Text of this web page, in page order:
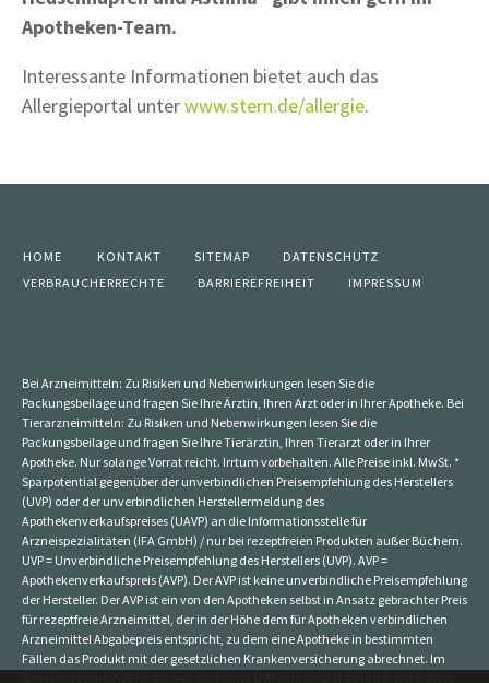
Apotheken-Team.
Interessante Informationen bietet auch das
Allergieportal unterwww.stern.de/allergie.
HOME KONTAKT SITEMAP
DATENSCHUTZ
VERBRAUCHERRECHTE
BARRIEREFREIHEIT IMPRESSUM
Bei Arzneimitteln: Zu Risiken und Nebenwirkungen lesen Sie die
Packungsbeilage und fragen Sie Ihre Ärztin, Ihren Arzt oder in Ihrer Apotheke. Bei
Tierarzneimitteln: Zu Risiken und Nebenwirkungen lesen Sie die
Packungsbeilage und fragen Sie Ihre Tierärztin, Ihren Tierarzt oder in Ihrer
Apotheke. Nur solange Vorrat reicht. Irrtum vorbehalten. Alle Preise inkl. MwSt. *
Sparpotential gegenüber der unverbindlichen Preisempfehlung des Herstellers
(UVP) oder der unverbindlichen Herstellermeldung des
Apothekenverkaufspreises (UAVP) an die Informationsstelle für
Arzneispezialitäten (IFA GmbH) / nur bei rezeptfreien Produkten außer Büchern.
UVP = Unverbindliche Preisempfehlung des Herstellers (UVP). AVP =
Apothekenverkaufspreis (AVP). Der AVP ist keine unverbindliche Preisempfehlung
der Hersteller. Der AVP ist ein von den Apotheken selbst in Ansatz gebrachter Preis
für rezeptfreie Arzneimittel, der in der Höhe dem für Apotheken verbindlichen
Arzneimittel Abgabepreis entspricht, zu dem eine Apotheke in bestimmten
Fällen das Produkt mit der gesetzlichen Krankenversicherung abrechnet. Im